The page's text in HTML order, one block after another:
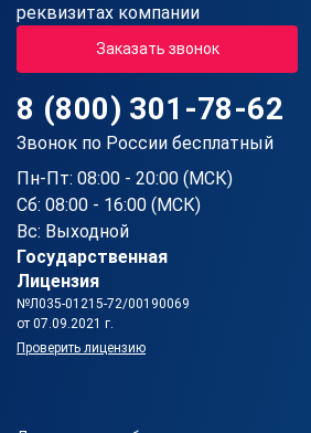
реквизитах компании
Заказать звонок
8 (800) 301-78-62
Звонок по России бесплатный
Пн-Пт: 08:00 - 20:00 (МСК)
Сб: 08:00 - 16:00 (МСК)
Вс: Выходной
Государственная
Лицензия
№Л035-01215-72/00190069
от 07.09.2021 г.
Проверить лицензию